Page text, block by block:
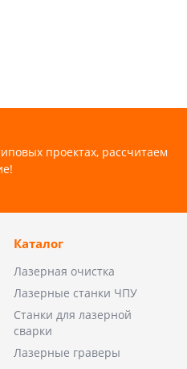
проектах, рассчитаем
Каталог
Лазерная очистка
Лазерные станки ЧПУ
Станки для лазерной
сварки
Лазерные граверы